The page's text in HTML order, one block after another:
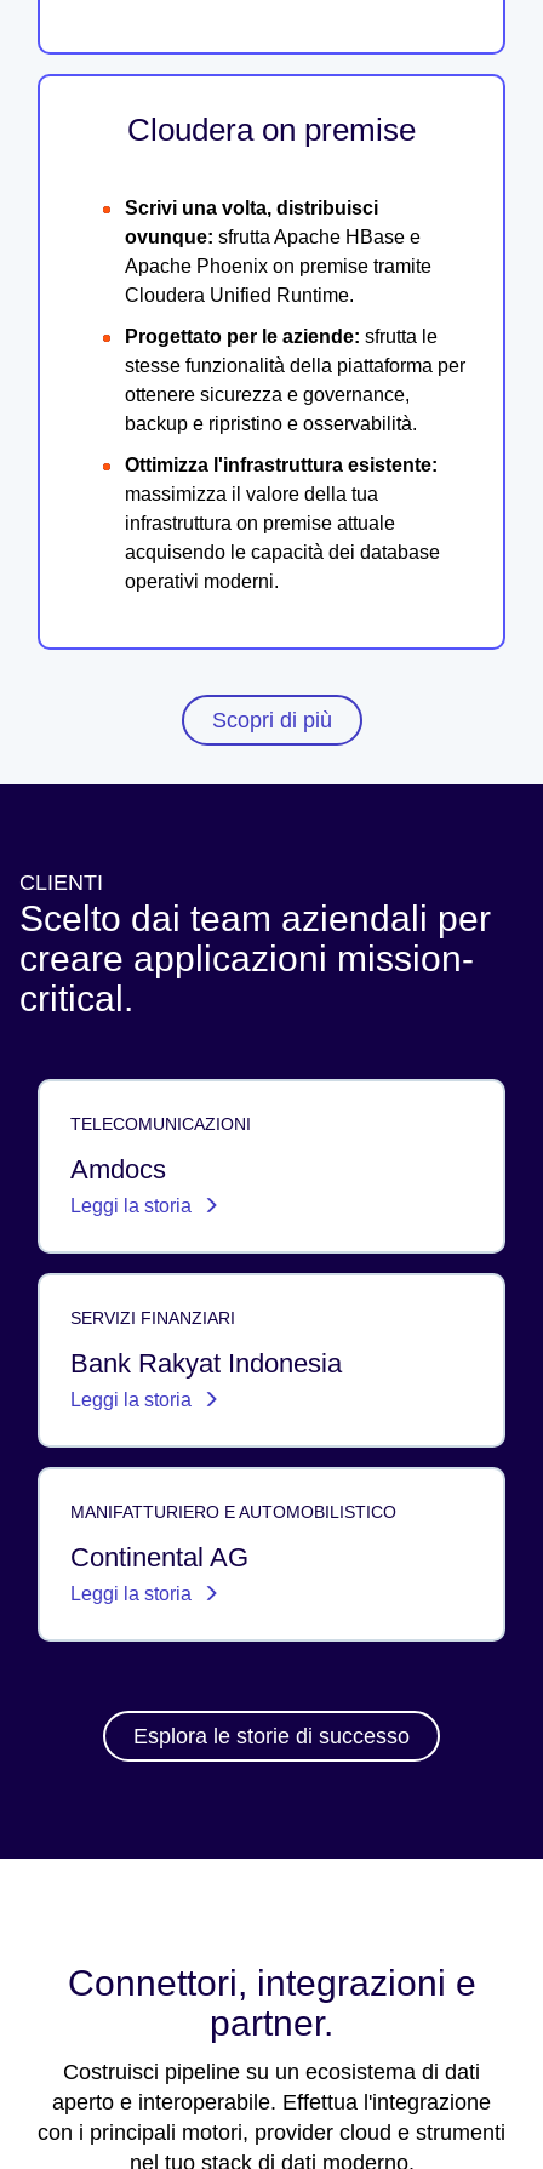
Cloudera on premise
Scrivi una volta, distribuisci
ovunque: sfrutta Apache HBase e
Apache Phoenix on premise tramite
Cloudera Unified Runtime.
Progettato per le aziende: sfrutta le
stesse funzionalità della piattaforma per
ottenere sicurezza e governance,
backup e ripristino e osservabilità.
Ottimizza l'infrastruttura esistente:
massimizza il valore della tua
infrastruttura on premise attuale
acquisendo le capacità dei database
operativi moderni.
Scopri di più
CLIENTI
Scelto dai team aziendali per
creare applicazioni mission-
critical.
TELECOMUNICAZIONI
Amdocs
Leggi la storia
SERVIZI FINANZIARI
Bank Rakyat Indonesia
Leggi la storia
MANIFATTURIERO E AUTOMOBILISTICO
Continental AG
Leggi la storia
Esplora le storie di successo
Connettori, integrazioni e
partner.
Costruisci pipeline su un ecosistema di dati
aperto e interoperabile. Effettua l'integrazione
con i principali motori, provider cloud e strumenti
nel tuo stack di dati moderno.